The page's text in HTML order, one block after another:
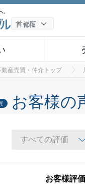
動産売買・仲介トップ
お客様の
お客様評価